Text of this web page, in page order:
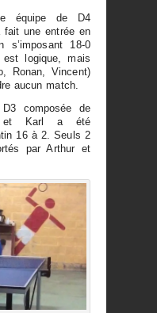
équipe de D4
une entrée en
s’imposant 18-0
logique, mais
Ronan, Vincent)
aucun match.
composée de
et Karl a été
16 à 2. Seuls 2
par Arthur et